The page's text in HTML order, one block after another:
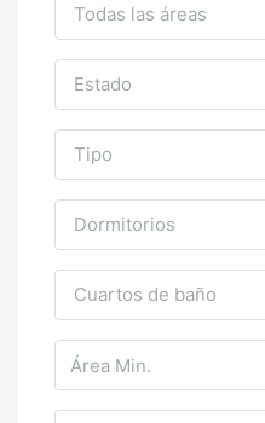
Todas las áreas
Estado
Tipo
Dormitorios
Cuartos de baño